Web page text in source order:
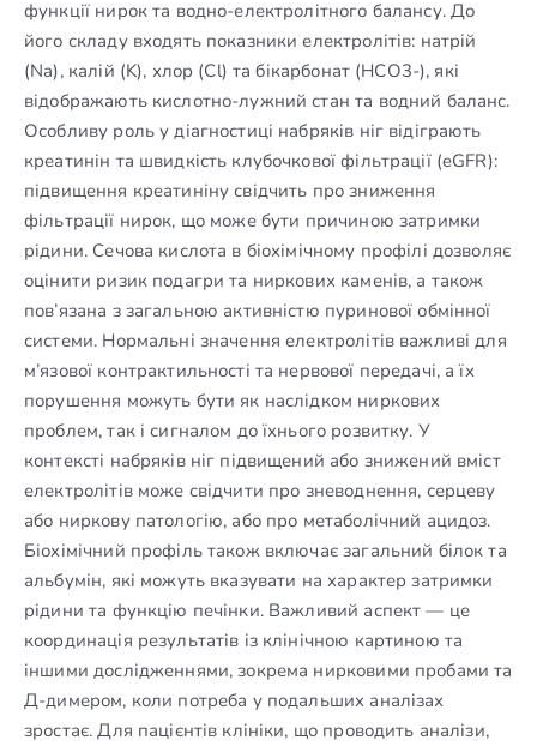
функції нирок та водно-електролітного балансу. До
його складу входять показники електролітів: натрій
(Na), калій (K), хлор (Cl) та бікарбонат (HCO3-), які
відображають кислотно-лужний стан та водний баланс.
Особливу роль у діагностиці набряків ніг відіграють
креатинін та швидкість клубочкової фільтрації (eGFR):
підвищення креатиніну свідчить про зниження
фільтрації нирок, що може бути причиною затримки
рідини. Сечова кислота в біохімічному профілі дозволяє
оцінити ризик подагри та ниркових каменів, а також
пов’язана з загальною активністю пуринової обмінної
системи. Нормальні значення електролітів важливі для
м’язової контрактильності та нервової передачі, а їх
порушення можуть бути як наслідком ниркових
проблем, так і сигналом до їхнього розвитку. У
контексті набряків ніг підвищений або знижений вміст
електролітів може свідчити про зневоднення, серцеву
або ниркову патологію, або про метаболічний ацидоз.
Біохімічний профіль також включає загальний білок та
альбумін, які можуть вказувати на характер затримки
рідини та функцію печінки. Важливий аспект — це
координація результатів із клінічною картиною та
іншими дослідженнями, зокрема нирковими пробами та
Д-димером, коли потреба у подальших аналізах
зростає. Для пацієнтів клініки, що проводить аналізи,